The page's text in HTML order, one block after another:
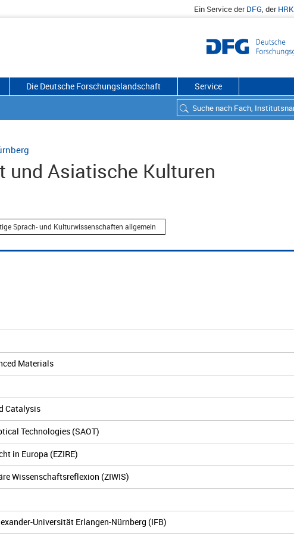
Ein Service derDFG, derHRK
Die Deutsche Forschungslandschaft Service
und Asiatische Kulturen
Sprach- und Kulturwissenschaften allgemein
Materials
Catalysis
Technologies (SAOT)
in Europa (EZIRE)
Wissenschaftsreflexion (ZIWIS)
Universität Erlangen-Nürnberg (IFB)